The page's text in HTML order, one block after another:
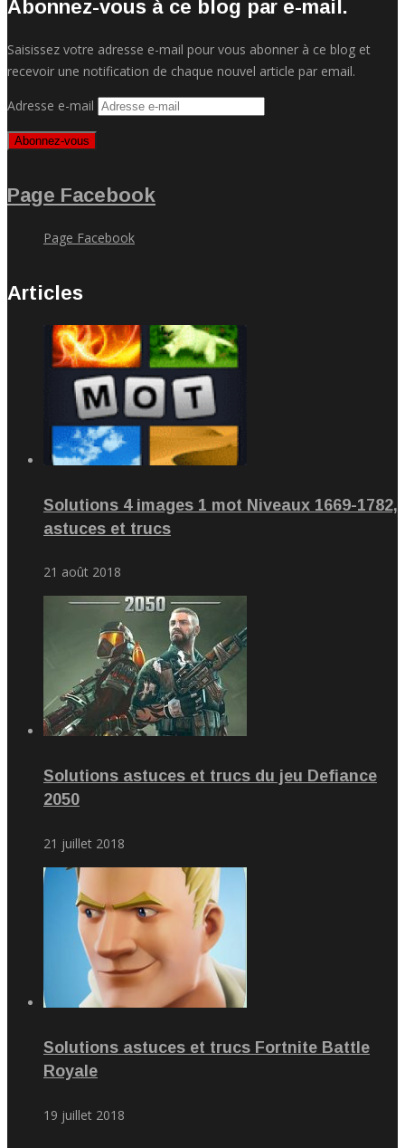
Abonnez-vous à ce blog par e-mail.
Saisissez votre adresse e-mail pour vous abonner à ce blog et
recevoir une notification de chaque nouvel article par email.
Adresse e-mail
Abonnez-vous
Page Facebook
Page Facebook
Articles
Solutions 4 images 1 mot Niveaux 1669-1782,
astuces et trucs
21 août 2018
Solutions astuces et trucs du jeu Defiance
2050
21 juillet 2018
Solutions astuces et trucs Fortnite Battle
Royale
19 juillet 2018